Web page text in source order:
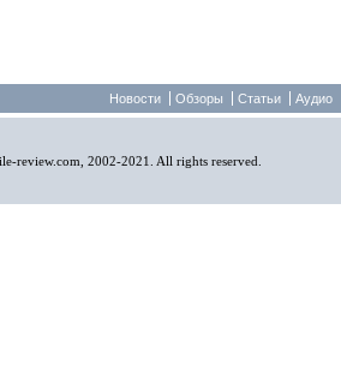
Новости Обзоры Статьи Аудио
review.com, 2002-2021. All rights reserved.